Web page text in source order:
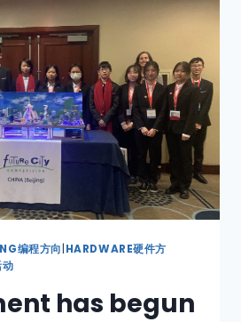
编程方向 HARDWARE硬件方
has begun